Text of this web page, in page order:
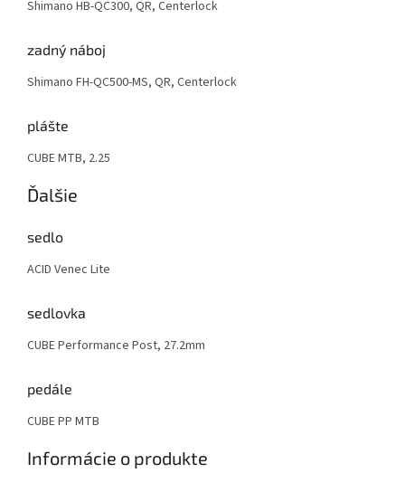
Shimano HB-QC300, QR, Centerlock
zadný náboj
Shimano FH-QC500-MS, QR, Centerlock
plášte
CUBE MTB, 2.25
Ďalšie
sedlo
ACID Venec Lite
sedlovka
CUBE Performance Post, 27.2mm
pedále
CUBE PP MTB
Informácie o produkte